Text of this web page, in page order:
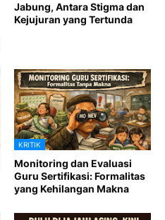
Jabung, Antara Stigma dan
Kejujuran yang Tertunda
KRITIK
Monitoring dan Evaluasi
Guru Sertifikasi: Formalitas
yang Kehilangan Makna